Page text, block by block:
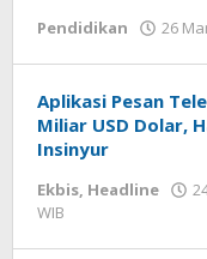
Pendidikan 26
Aplikasi Pesan
Miliar USD Dolar,
Insinyur
Ekbis, Headline
WIB